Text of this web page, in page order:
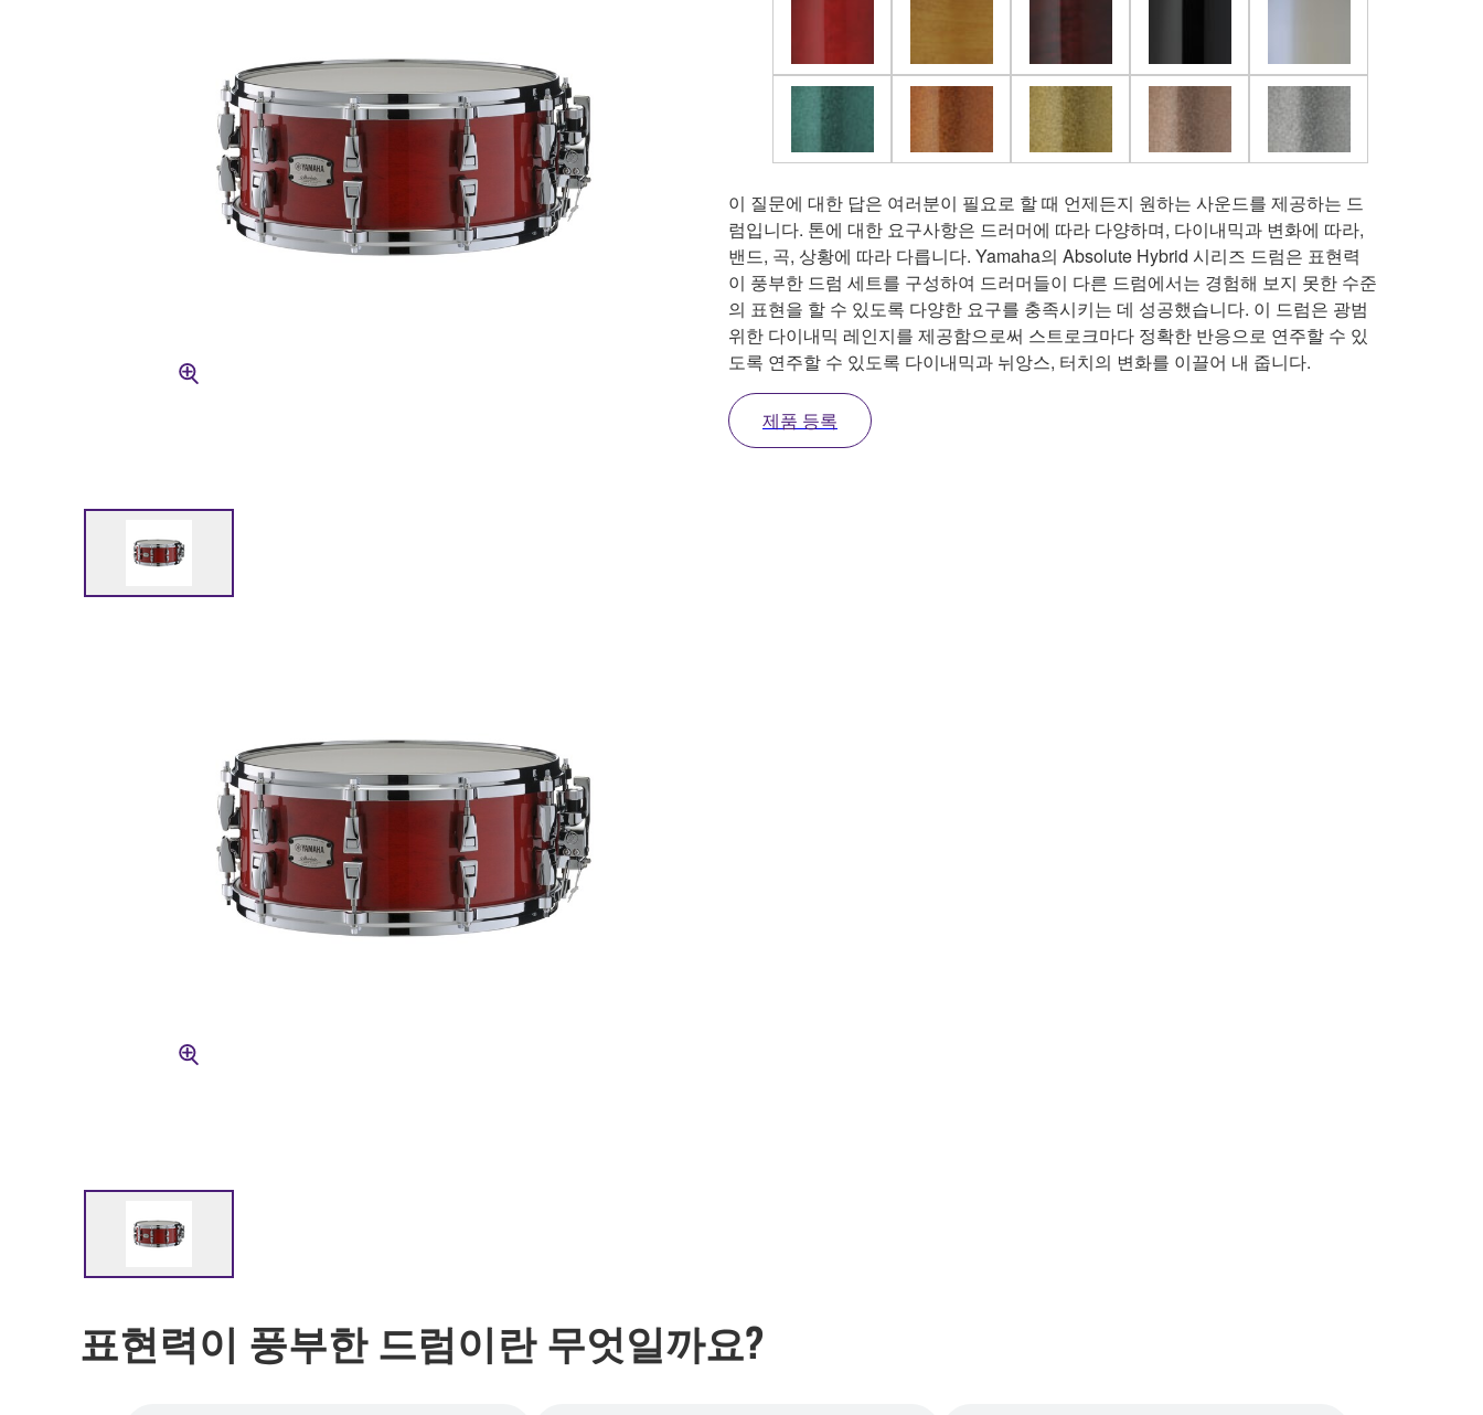
이 질문에 대한 답은 여러분이 필요로 할 때 언제든지 원하는 사운드를 제공하는 드
럼입니다. 톤에 대한 요구사항은 드러머에 따라 다양하며, 다이내믹과 변화에 따라,
밴드, 곡, 상황에 따라 다릅니다. Yamaha의 Absolute Hybrid 시리즈 드럼은 표현력
이 풍부한 드럼 세트를 구성하여 드러머들이 다른 드럼에서는 경험해 보지 못한 수준
의 표현을 할 수 있도록 다양한 요구를 충족시키는 데 성공했습니다. 이 드럼은 광범
위한 다이내믹 레인지를 제공함으로써 스트로크마다 정확한 반응으로 연주할 수 있
도록 연주할 수 있도록 다이내믹과 뉘앙스, 터치의 변화를 이끌어 내 줍니다.
제품 등록
표현력이 풍부한 드럼이란 무엇일까요?